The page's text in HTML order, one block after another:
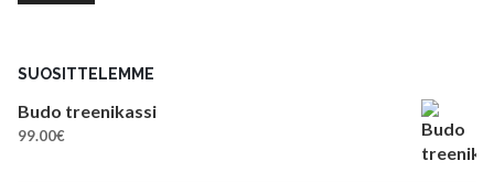
SUOSITTELEMME
Budo treenikassi
99.00€